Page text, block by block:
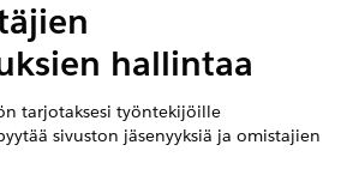
hallintaa
tarjotaksesi työntekijöille
sivuston jäsenyyksiä ja omistajien